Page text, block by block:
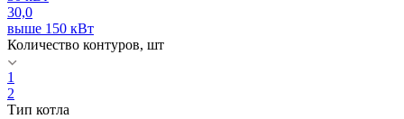
30,0
выше 150 кВт
Количество контуров, шт
1
2
Тип котла